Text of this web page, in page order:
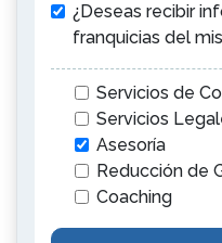
¿Deseas recibir
franquicias del
Servicios de
Servicios
Asesoría
Reducción de
Coaching